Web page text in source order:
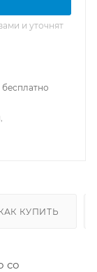
и уточнят
КУПИТЬ
со